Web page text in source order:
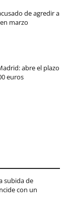
de agredir a
marzo
abre el plazo
euros
subida de
con un